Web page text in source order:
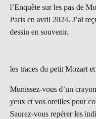
l’Enquête sur les pas de
Paris en avril 2024. J’ai
dessin en souvenir.
les traces du petit Mozart
Munissez-vous d’un
yeux et vos oreilles pour
Saurez-vous repérer les